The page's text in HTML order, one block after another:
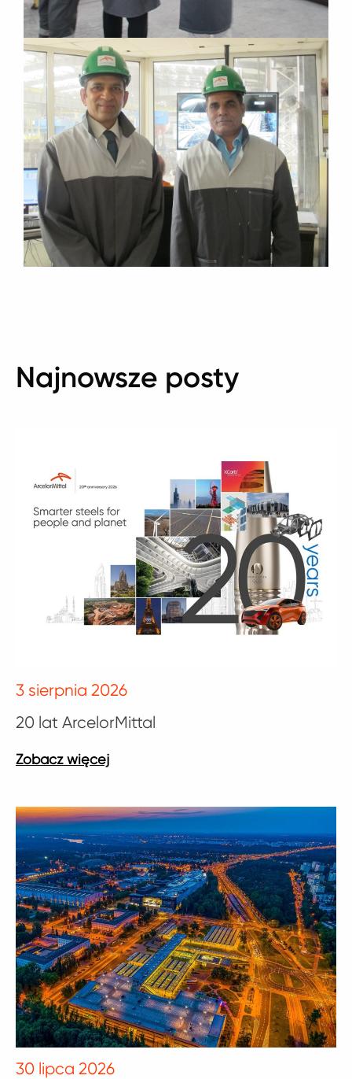
Najnowsze posty
20 lat ArcelorMittal
3 sierpnia 2026
30 lipca 2026